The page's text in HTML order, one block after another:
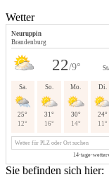
Wetter
Sie befinden sich hier: